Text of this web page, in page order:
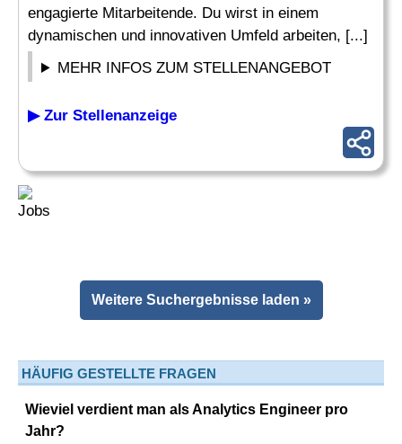
engagierte Mitarbeitende. Du wirst in einem
dynamischen und innovativen Umfeld arbeiten, [...]
MEHR INFOS ZUM STELLENANGEBOT
▶ Zur Stellenanzeige
Weitere Suchergebnisse laden »
HÄUFIG GESTELLTE FRAGEN
Wieviel verdient man als Analytics Engineer pro
Jahr?